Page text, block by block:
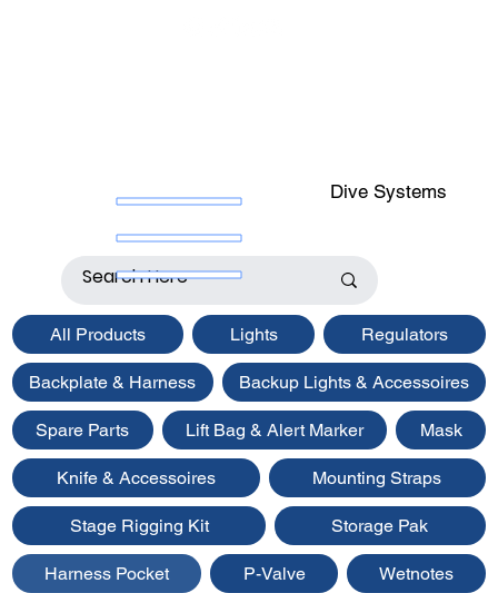
Dive Systems
All Products Lights Regulators
Backplate & Harness Backup Lights & Accessoires
Spare Parts Lift Bag & Alert Marker Mask
Knife & Accessoires Mounting Straps
Stage Rigging Kit Storage Pak
Harness Pocket P-Valve Wetnotes